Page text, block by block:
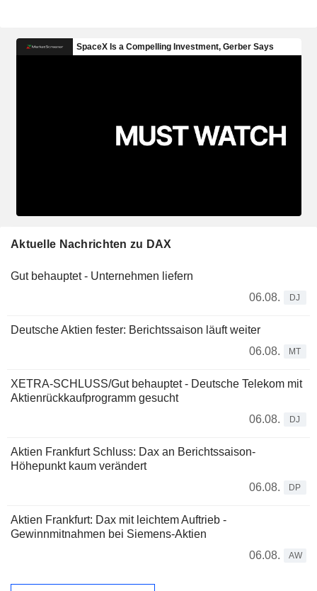
Aktuelle Nachrichten zu DAX
Gut behauptet - Unternehmen liefern
06.08.
DJ
Deutsche Aktien fester: Berichtssaison läuft weiter
06.08.
MT
XETRA-SCHLUSS/Gut behauptet - Deutsche Telekom mit
Aktienrückkaufprogramm gesucht
06.08.
DJ
Aktien Frankfurt Schluss: Dax an Berichtssaison-
Höhepunkt kaum verändert
06.08.
DP
Aktien Frankfurt: Dax mit leichtem Auftrieb -
Gewinnmitnahmen bei Siemens-Aktien
06.08.
AW